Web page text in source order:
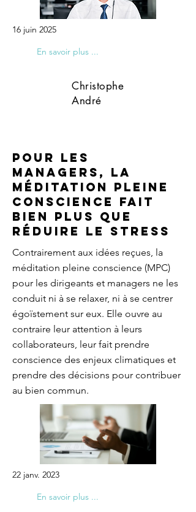
16 juin 2025
En savoir plus ...
Christophe
André
Pour les
managers, la
méditation pleine
conscience fait
bien plus que
réduire le stress
Contrairement aux idées reçues, la
méditation pleine conscience (MPC)
pour les dirigeants et managers ne les
conduit ni à se relaxer, ni à se centrer
égoïstement sur eux. Elle ouvre au
contraire leur attention à leurs
collaborateurs, leur fait prendre
conscience des enjeux climatiques et
prendre des décisions pour contribuer
au bien commun.
22 janv. 2023
En savoir plus ...